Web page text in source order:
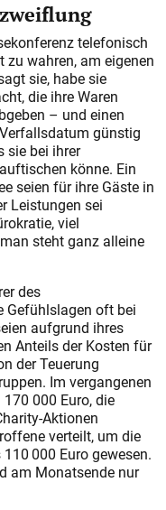
telefonisch
wahren, am eigenen
sie, habe sie
die ihre Waren
– und einen
günstig
sie bei ihrer
könne. Ein
seien für ihre Gäste in
Leistungen sei
viel
steht ganz alleine
des
Gefühlslagen oft bei
aufgrund ihres
Anteils der Kosten für
der Teuerung
Im vergangenen
000 Euro, die
Aktionen
verteilt, um die
000 Euro gewesen.
am Monatsende nur